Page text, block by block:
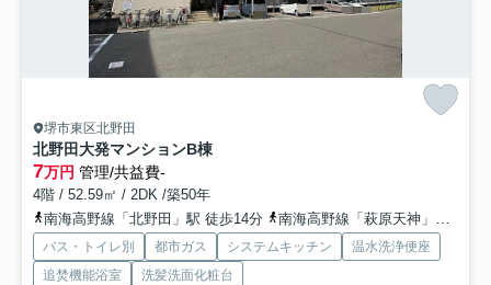
堺市東区北野田
北野田大発マンションB棟
7万円 管理/共益費-
4階 / 52.59㎡ / 2DK /築50年
南海高野線「北野田」駅 徒歩14分
南海高野線「萩原天神」駅 徒歩28分
バス・トイレ別 都市ガス システムキッチン
温水洗浄便座
追焚機能浴室
洗髪洗面化粧台